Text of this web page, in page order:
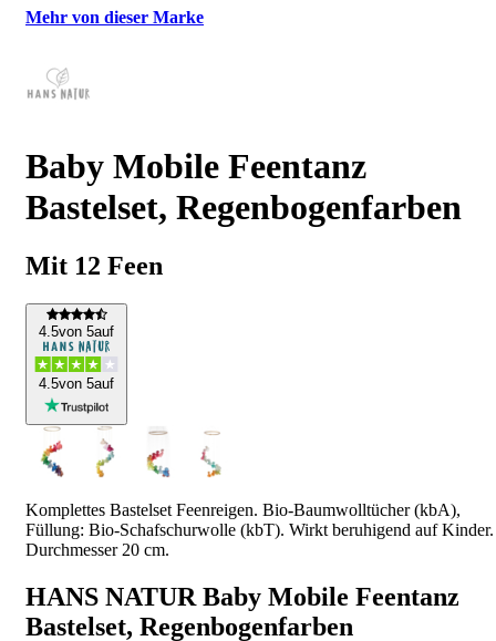
Mehr von dieser Marke
Baby Mobile Feentanz
Bastelset, Regenbogenfarben
Mit 12 Feen
4.5von 5auf
4.5von 5auf
Komplettes Bastelset Feenreigen. Bio-Baumwolltücher (kbA),
Füllung: Bio-Schafschurwolle (kbT). Wirkt beruhigend auf Kinder.
Durchmesser 20 cm.
HANS NATUR Baby Mobile Feentanz
Bastelset, Regenbogenfarben